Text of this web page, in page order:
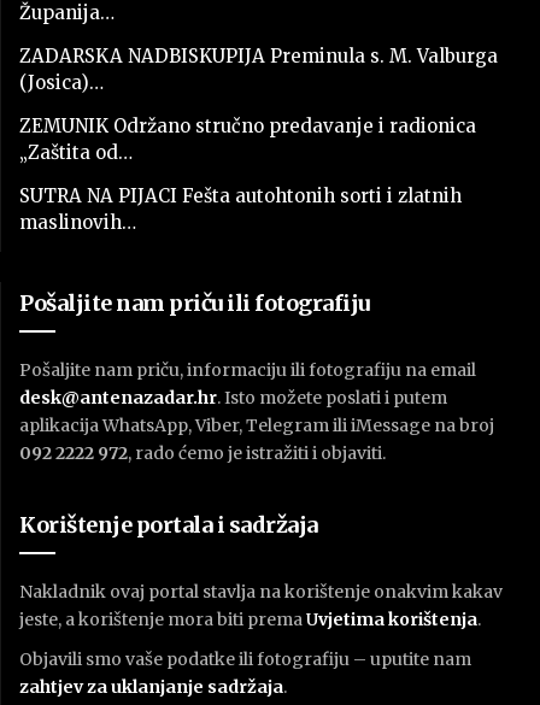
Županija…
ZADARSKA NADBISKUPIJA Preminula s. M. Valburga
(Josica)…
ZEMUNIK Održano stručno predavanje i radionica
„Zaštita od…
SUTRA NA PIJACI Fešta autohtonih sorti i zlatnih
maslinovih…
Pošaljite nam priču ili fotografiju
Pošaljite nam priču, informaciju ili fotografiju na email
desk@antenazadar.hr. Isto možete poslati i putem
aplikacija WhatsApp, Viber, Telegram ili iMessage na broj
092 2222 972, rado ćemo je istražiti i objaviti.
Korištenje portala i sadržaja
Nakladnik ovaj portal stavlja na korištenje onakvim kakav
jeste, a korištenje mora biti premaUvjetima korištenja.
Objavili smo vaše podatke ili fotografiju – uputite nam
zahtjev za uklanjanje sadržaja.